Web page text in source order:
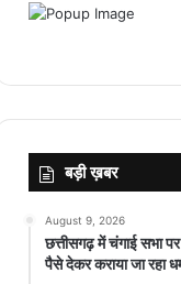
बड़ी ख़बर
August 9, 2026
छत्तीसगढ़ में चंगाई सभा
पैसे देकर कराया जा रहा